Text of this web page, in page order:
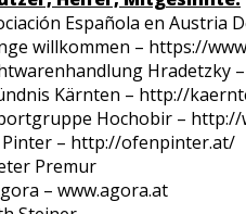
Española en Austria
willkommen – https://
Hradetzky
Kärnten – http://
Hochobir –
– http://ofenpinter.at/
Premur
– www.agora.at